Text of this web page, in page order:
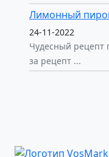
Лимонный
24-11-2022
Чудесный рецепт
за рецепт ...